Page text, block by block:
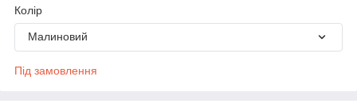
Колір
Малиновий
Під замовлення